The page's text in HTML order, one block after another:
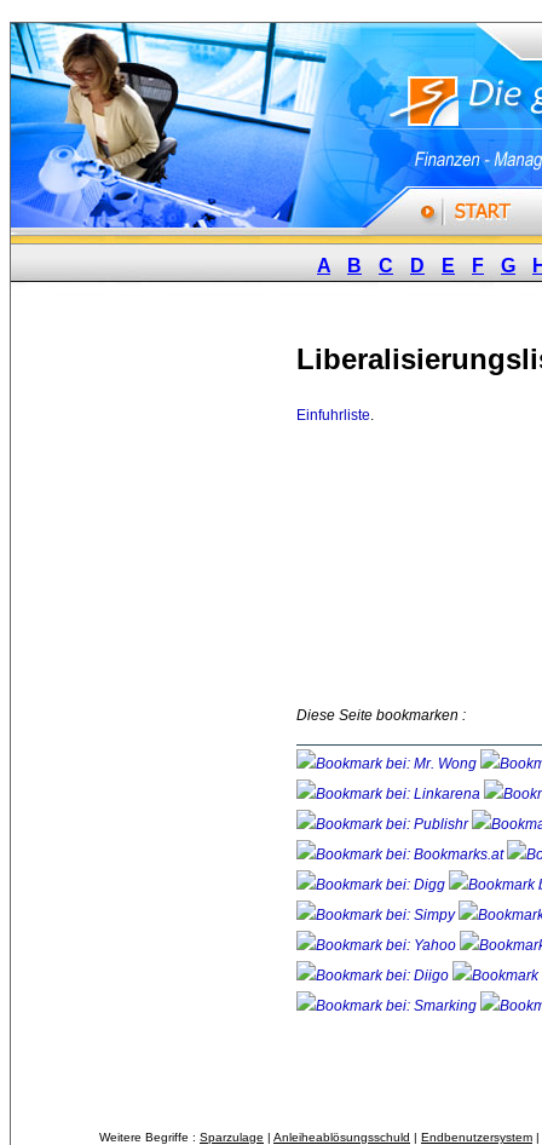
A B C D E F G
Einfuhrliste.
Diese Seite bookmarken :
Weitere Begriffe : Sparzulage | Anleiheablösungsschuld | Endbenutzersystem |